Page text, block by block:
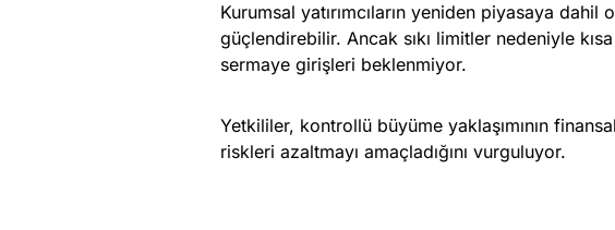
Kurumsal yatırımcıların yeniden piyasaya dahil
güçlendirebilir. Ancak sıkı limitler nedeniyle
sermaye girişleri beklenmiyor.
Yetkililer, kontrollü büyüme yaklaşımının
riskleri azaltmayı amaçladığını vurguluyor.